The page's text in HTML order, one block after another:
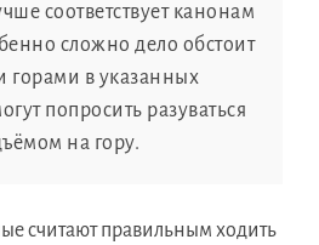
соответствует канонам
сложно дело обстоит
горами в указанных
попросить разуваться
на гору.
считают правильным ходить